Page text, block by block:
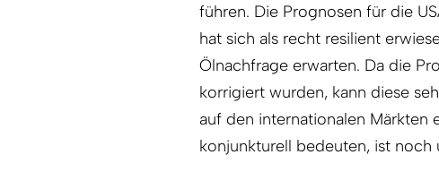
führen. Die Prognosen für die
hat sich als recht resilient
Ölnachfrage erwarten. Da die
korrigiert wurden, kann diese
auf den internationalen Märkten
konjunkturell bedeuten, ist noch